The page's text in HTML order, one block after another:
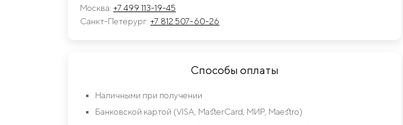
Москва: +7 499 113-19-45
Санкт-Петерург: +7 812 507-60-26
Способы оплаты
Наличными при получении
Банковской картой (VISA, MasterCard, МИР, Maestro)